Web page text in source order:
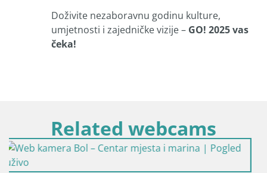
Doživite nezaboravnu godinu kulture,
umjetnosti i zajedničke vizije – GO! 2025 vas
čeka!
Related webcams